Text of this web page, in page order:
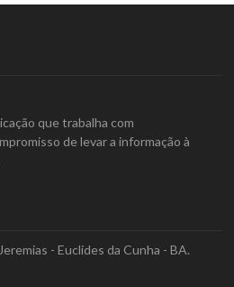
que trabalha com
de levar a informação à
- Euclides da Cunha - BA.